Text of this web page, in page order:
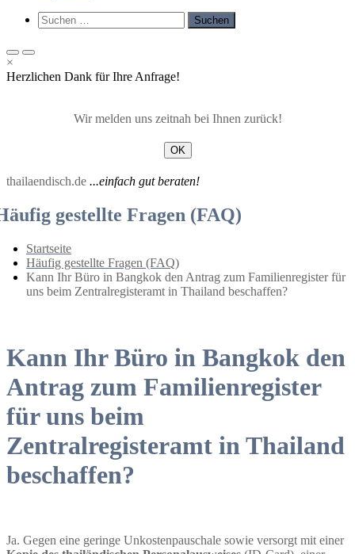
Such-
Formular
Suchen
nach:
Primäres
Menü
für
Primäres
Menü
für
×
Herzlichen Dank für Ihre Anfrage!
Wir melden uns zeitnah bei Ihnen zurück!
OK
thailaendisch.de ...einfach gut beraten!
gestellte Fragen (FAQ)
Startseite
Häufig gestellte Fragen (FAQ)
Kann Ihr Büro in Bangkok den Antrag zum Familienregister für
uns beim Zentralregisteramt in Thailand beschaffen?
Kann Ihr Büro in Bangkok den
Antrag zum Familienregister
für uns beim
Zentralregisteramt in Thailand
beschaffen?
Ja. Gegen eine geringe Unkostenpauschale sowie versorgt mit einer